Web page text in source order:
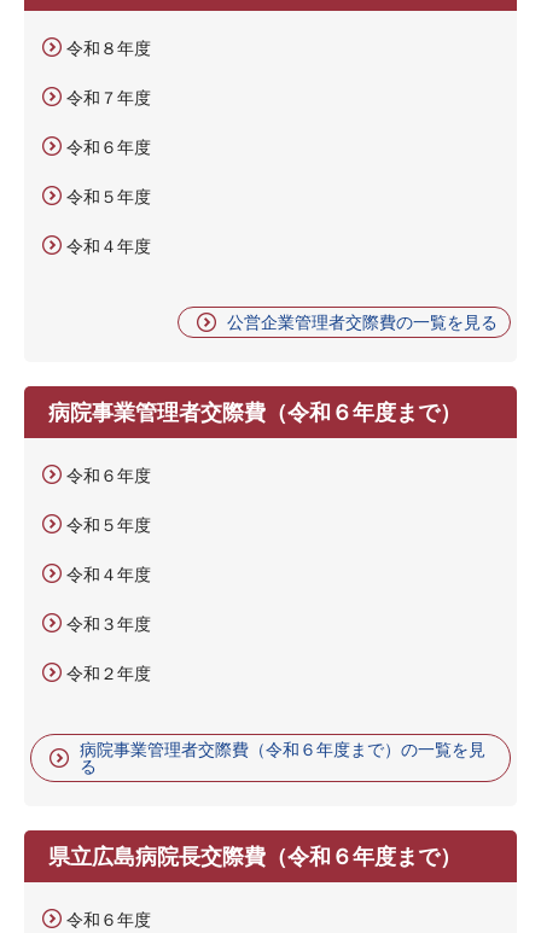
令和８年度
令和７年度
令和６年度
令和５年度
令和４年度
公営企業管理者交際費の一覧を見る
病院事業管理者交際費（令和６年度まで）
令和６年度
令和５年度
令和４年度
令和３年度
令和２年度
病院事業管理者交際費（令和６年度まで）の一覧を見
る
県立広島病院長交際費（令和６年度まで）
令和６年度